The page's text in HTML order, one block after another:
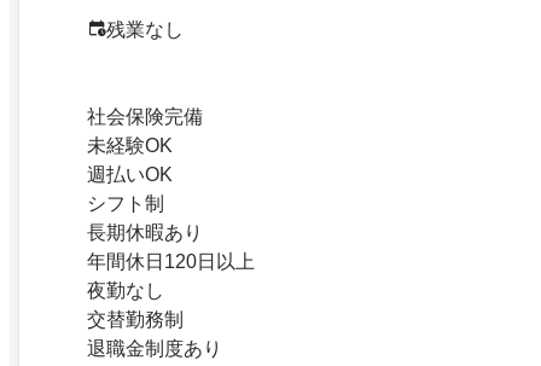
残業なし
社会保険完備
未経験OK
週払いOK
シフト制
長期休暇あり
年間休日120日以上
夜勤なし
交替勤務制
退職金制度あり